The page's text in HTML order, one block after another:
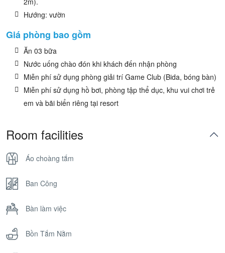
Hướng: vườn
Giá phòng bao gồm
Ăn 03 bữa
Nước uống chào đón khi khách đến nhận phòng
Miễn phí sử dụng phòng giải trí Game Club (Bida, bóng bàn)
Miễn phí sử dụng hồ bơi, phòng tập thể dục, khu vui chơi trẻ
em và bãi biển riêng tại resort
Room facilities
Áo choàng tắm
Ban Công
Bàn làm việc
Bồn Tắm Nằm